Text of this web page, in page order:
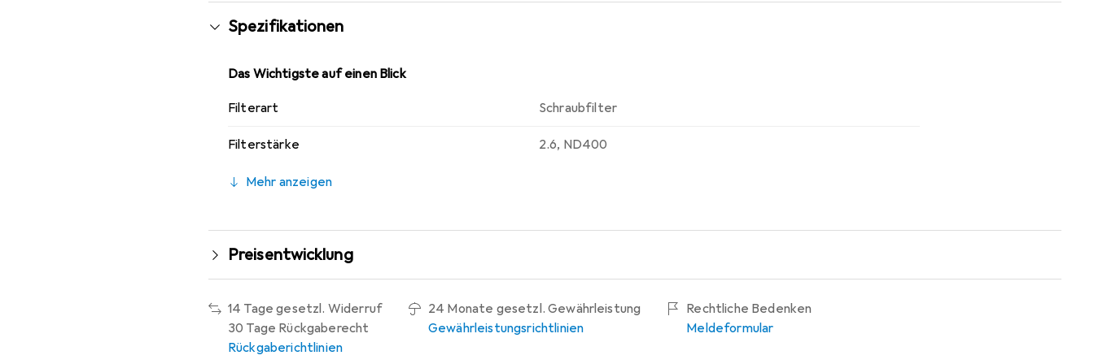
hervorragende optische Eigenschaften. Der hochwertige Filter aus mehrfach vergütetem Glas ist in eine
Metallfassung eingelassen und lässt sich präzise einstellen. Transportiert wird er in einer Schutzhülle, die den Filter vor
Spezifikationen
Das Wichtigste auf einen Blick
Filterart Schraubfilter
Filterstärke 2.6, ND400
Mehr anzeigen
Preisentwicklung
14 Tage gesetzl. Widerruf
30 Tage Rückgaberecht
Rückgaberichtlinien
24 Monate gesetzl. Gewährleistung
Gewährleistungsrichtlinien
Rechtliche Bedenken
Meldeformular